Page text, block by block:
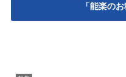
「能楽の